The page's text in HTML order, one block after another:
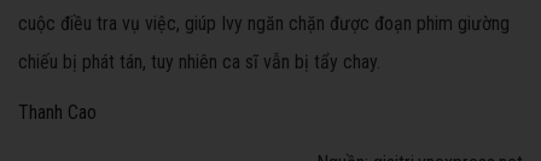
cuộc điều tra vụ việc, giúp Ivy ngăn chặn được đoạn phim giường
chiếu bị phát tán, tuy nhiên ca sĩ vẫn bị tẩy chay.
Thanh Cao